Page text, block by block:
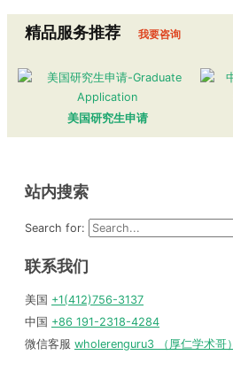
精品服务推荐 我要咨询
美国研究生申请
站内搜索
Search for:
联系我们
美国 +1(412)756-3137
中国 +86 191-2318-4284
微信客服 wholerenguru3 （厚仁学术哥）